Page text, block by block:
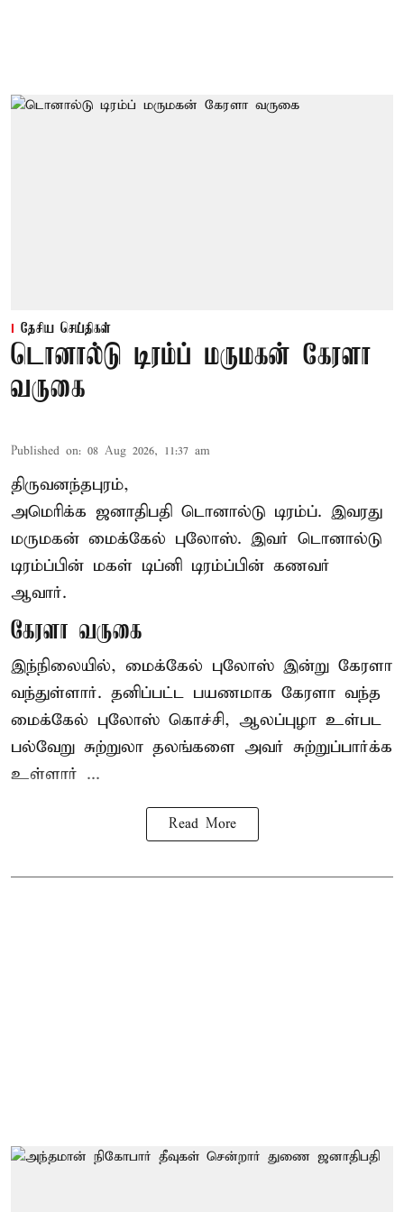
தேசிய செய்திகள்
டொனால்டு டிரம்ப் மருமகன் கேரளா
வருகை
Published on: 08 Aug 2026, 11:37 am
திருவனந்தபுரம்,
அமெரிக்க ஜனாதிபதி டொனால்டு டிரம்ப். இவரது
மருமகன் மைக்கேல் புலோஸ். இவர் டொனால்டு
டிரம்ப்பின் மகள் டிப்னி டிரம்ப்பின் கணவர்
ஆவார்.
கேரளா வருகை
இந்நிலையில், மைக்கேல் புலோஸ் இன்று கேரளா
வந்துள்ளார். தனிப்பட்ட பயணமாக கேரளா வந்த
மைக்கேல் புலோஸ் கொச்சி, ஆலப்புழா உள்பட
பல்வேறு சுற்றுலா தலங்களை அவர் சுற்றுப்பார்க்க
உள்ளார் ...
Read More